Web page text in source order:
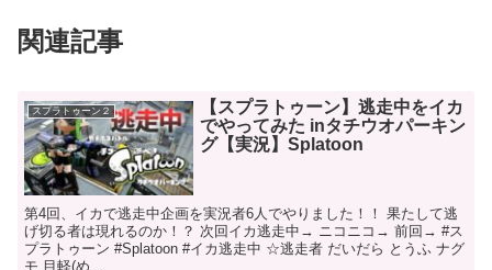
関連記事
スプラトゥーン２
【スプラトゥーン】逃走中をイカ
でやってみた inタチウオパーキン
グ【実況】Splatoon
第4回、イカで逃走中企画を実況者6人でやりました！！ 果たして逃
げ切る者は現れるのか！？ 次回イカ逃走中→ ニコニコ→ 前回→ #ス
プラトゥーン #Splatoon #イカ逃走中 ☆逃走者 だいだら とうふ ナグ
モ 目軽(め...